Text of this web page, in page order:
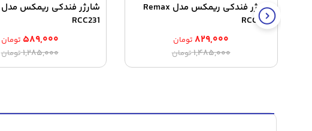
شارژر فندکی ریمکس مدل Remax
RCC236
۱,۴۸۵,۰۰۰تومان
قیمت
اصلی:
۸۲۹,۰۰۰ تومان
قیمت
فعلی:
RCC231
۱,۲۸۵,۰۰۰تومان
قیمت
اصلی:
۵۸۹,۰۰۰ تومان
قیمت
فعلی: